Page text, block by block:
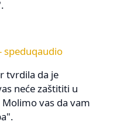
speduqaudio
tvrdila da je
neće zaštititi u
vas da vam